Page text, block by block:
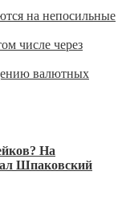
на непосильные
числе через
валютных
На
Шпаковский